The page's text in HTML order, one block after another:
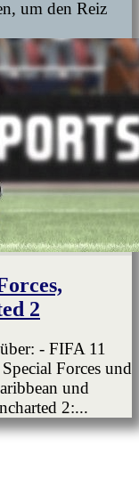
um den Reiz
2
- FIFA 11
Forces und
und
2:...